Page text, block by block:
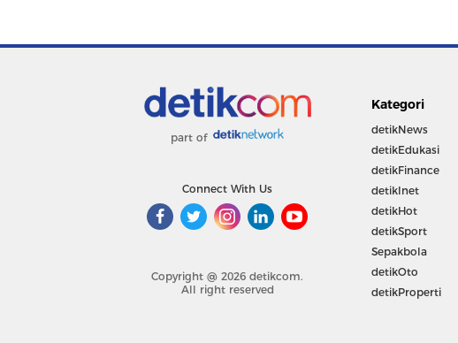
part of
Connect With Us
Copyright @ 2026 detikcom.
All right reserved
Kategori
detikNews
detikEdukasi
detikFinance
detikInet
detikHot
detikSport
Sepakbola
detikOto
detikProperti